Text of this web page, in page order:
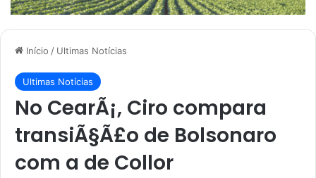
Início / Ultimas Notícias
Ultimas Notícias
No CearÃ¡, Ciro compara
transiÃ§Ã£o de Bolsonaro
com a de Collor